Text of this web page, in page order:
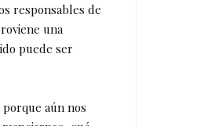
responsables de
una
puede ser
aún nos